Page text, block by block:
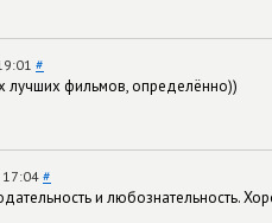
#
лучших фильмов, определённо))
17:04#
и любознательность.